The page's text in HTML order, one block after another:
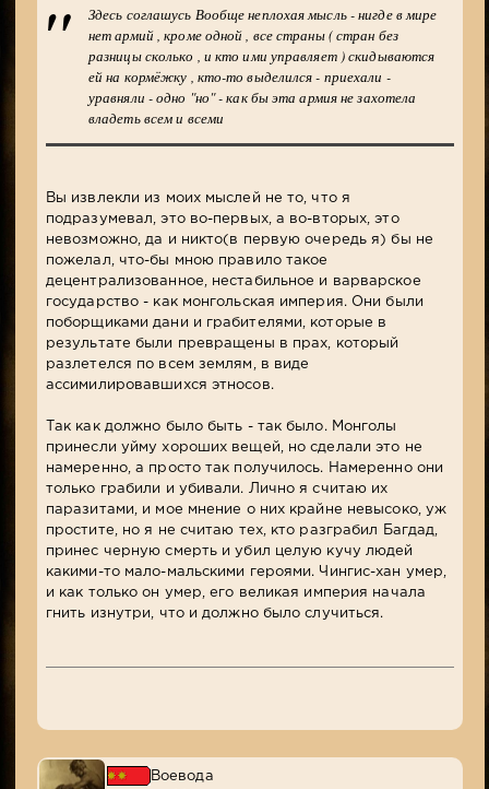
Здесь соглашусь Вообще неплохая мысль - нигде в мире
нет армий , кроме одной , все страны ( стран без
разницы сколько , и кто ими управляет ) скидываются
ей на кормёжку , кто-то выделился - приехали -
уравняли - одно "но" - как бы эта армия не захотела
владеть всем и всеми
Вы извлекли из моих мыслей не то, что я
подразумевал, это во-первых, а во-вторых, это
невозможно, да и никто(в первую очередь я) бы не
пожелал, что-бы мною правило такое
децентрализованное, нестабильное и варварское
государство - как монгольская империя. Они были
поборщиками дани и грабителями, которые в
результате были превращены в прах, который
разлетелся по всем землям, в виде
ассимилировавшихся этносов.
Так как должно было быть - так было. Монголы
принесли уйму хороших вещей, но сделали это не
намеренно, а просто так получилось. Намеренно они
только грабили и убивали. Лично я считаю их
паразитами, и мое мнение о них крайне невысоко, уж
простите, но я не считаю тех, кто разграбил Багдад,
принес черную смерть и убил целую кучу людей
какими-то мало-мальскими героями. Чингис-хан умер,
и как только он умер, его великая империя начала
гнить изнутри, что и должно было случиться.
Воевода